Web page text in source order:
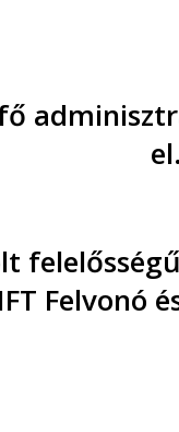
el.
Felvonó